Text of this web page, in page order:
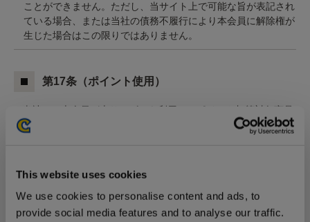
This website uses cookies
We use cookies to personalise content and ads, to
provide social media features and to analyse our traffic.
ことができません。ただし、当サイト上で可能な旨が表記され
ている場合、または当社の債務不履行により本会員に解除権が
生じた場合はこの限りではありません。
第17条（ポイント使用）
1.当社は、本会員が本サービスを利用してポイント加算対象商品
（当社から個別に表示するものに限ります）を購入した場合、
2.ポイントは、商品の発送から1週間以内に本会員に付与されま
3.ポイントは、1ポイントを1円に換算し、本サービスにて購入す
る商品の支払代金に充当することによって使用することができ